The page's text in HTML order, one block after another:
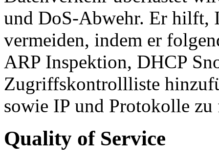
und DoS-Abwehr. Er hilft,
vermeiden, indem er
ARP Inspektion, DHCP
Zugriffskontrollliste
sowie IP und Protokolle
Quality of Service